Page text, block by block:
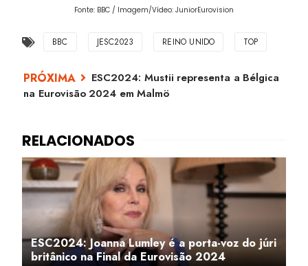
Fonte: BBC / Imagem/Vídeo: JuniorEurovision
BBC JESC2023 REINO UNIDO TOP
ESC2024: Mustii representa a Bélgica
na Eurovisão 2024 em Malmö
ESC2024: Joanna Lumley é a porta-voz do júri
britânico na Final da Eurovisão 2024